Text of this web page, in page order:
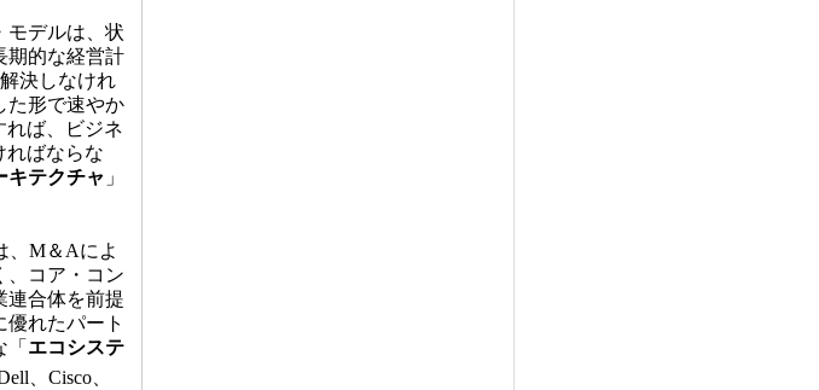
デルは、状
期的な経営計
決しなけれ
た形で速やか
れば、ビジネ
ればならな
キテクチャ 」
、M＆Aによ
、コア・コン
連合体を前提
れたパート
エコシステ
、Cisco、